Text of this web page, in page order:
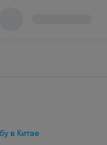
в Китае